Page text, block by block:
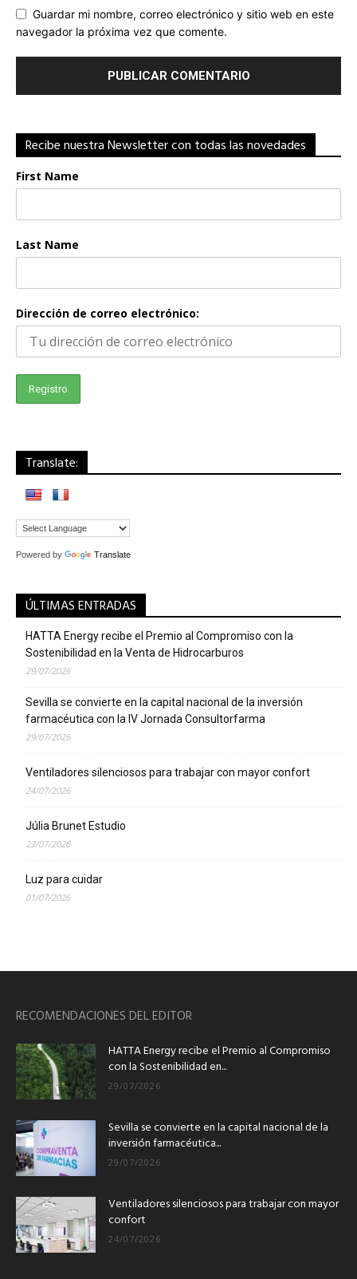
Guardar mi nombre, correo electrónico y sitio web en este
navegador la próxima vez que comente.
Recibe nuestra Newsletter con todas las novedades
First Name
Last Name
Dirección de correo electrónico:
Translate:
Powered by Translate
ÚLTIMAS ENTRADAS
HATTA Energy recibe el Premio al Compromiso con la
Sostenibilidad en la Venta de Hidrocarburos
29/07/2026
Sevilla se convierte en la capital nacional de la inversión
farmacéutica con la IV Jornada Consultorfarma
29/07/2026
Ventiladores silenciosos para trabajar con mayor confort
24/07/2026
Júlia Brunet Estudio
23/07/2026
Luz para cuidar
01/07/2026
RECOMENDACIONES DEL EDITOR
HATTA Energy recibe el Premio al Compromiso
con la Sostenibilidad en...
29/07/2026
Sevilla se convierte en la capital nacional de la
inversión farmacéutica...
29/07/2026
Ventiladores silenciosos para trabajar con mayor
confort
24/07/2026